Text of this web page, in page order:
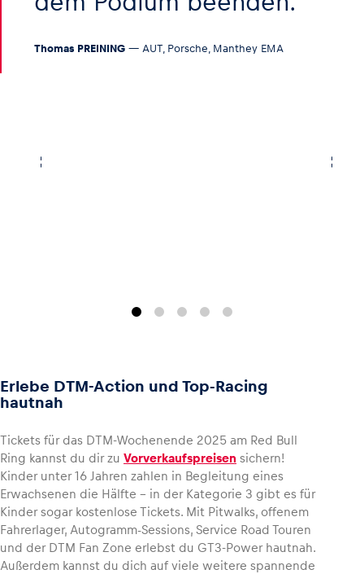
Thomas PREINING — AUT, Porsche, Manthey EMA
Erlebe DTM-Action und Top-Racing
hautnah
Tickets für das DTM-Wochenende 2025 am Red Bull
Ring kannst du dir zu Vorverkaufspreisen sichern!
Kinder unter 16 Jahren zahlen in Begleitung eines
Erwachsenen die Hälfte – in der Kategorie 3 gibt es für
Kinder sogar kostenlose Tickets. Mit Pitwalks, offenem
Fahrerlager, Autogramm-Sessions, Service Road Touren
und der DTM Fan Zone erlebst du GT3-Power hautnah.
Außerdem kannst du dich auf viele weitere spannende